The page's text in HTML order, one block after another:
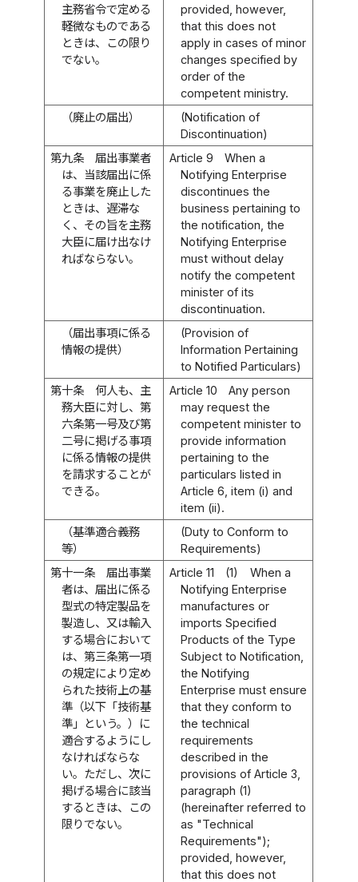
主務省令で定める
軽微なものである
ときは、この限り
でない。
provided, however,
that this does not
apply in cases of minor
changes specified by
order of the
competent ministry.
（廃止の届出）
(Notification of
Discontinuation)
第九条
届出事業者
は、当該届出に係
る事業を廃止した
ときは、遅滞な
く、その旨を主務
大臣に届け出なけ
ればならない。
Article 9
When a
Notifying Enterprise
discontinues the
business pertaining to
the notification, the
Notifying Enterprise
must without delay
notify the competent
minister of its
discontinuation.
（届出事項に係る
情報の提供）
(Provision of
Information Pertaining
to Notified Particulars)
第十条
何人も、主
務大臣に対し、第
六条第一号及び第
二号に掲げる事項
に係る情報の提供
を請求することが
できる。
Article 10
Any person
may request the
competent minister to
provide information
pertaining to the
particulars listed in
Article 6, item (i) and
item (ii).
（基準適合義務
等）
(Duty to Conform to
Requirements)
第十一条
届出事業
者は、届出に係る
型式の特定製品を
製造し、又は輸入
する場合において
は、第三条第一項
の規定により定め
られた技術上の基
準（以下「技術基
準」という。）に
適合するようにし
なければならな
い。ただし、次に
掲げる場合に該当
するときは、この
限りでない。
Article 11 (1)
When a
Notifying Enterprise
manufactures or
imports Specified
Products of the Type
Subject to Notification,
the Notifying
Enterprise must ensure
that they conform to
the technical
requirements
described in the
provisions of Article 3,
paragraph (1)
(hereinafter referred to
as "Technical
Requirements");
provided, however,
that this does not